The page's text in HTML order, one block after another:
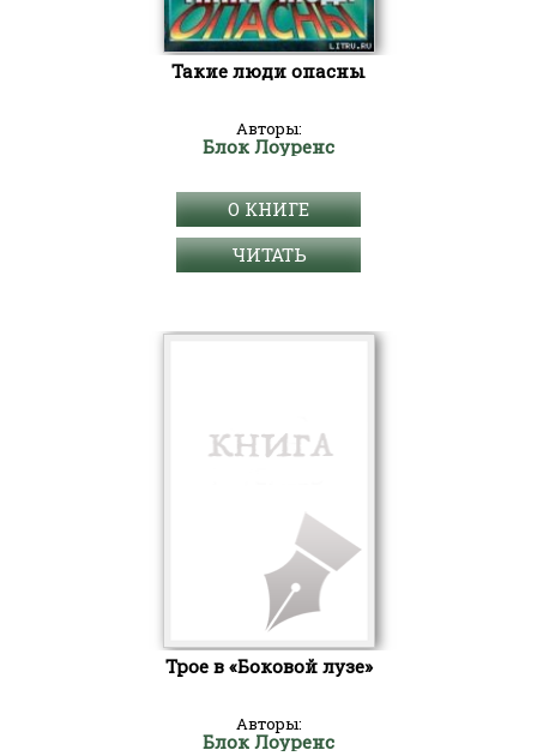
Такие люди опасны
Авторы:
Блок Лоуренс
О КНИГЕ
ЧИТАТЬ
Трое в «Боковой лузе»
Авторы:
Блок Лоуренс